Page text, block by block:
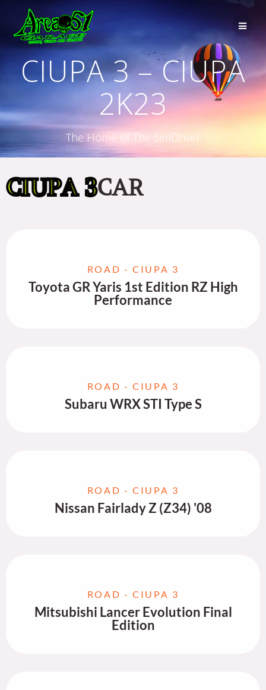
CIUPA 3 – CIUPA
2K23
The Home of The SimDriver
CIUPA 3CAR
ROAD - CIUPA 3
Toyota GR Yaris 1st Edition RZ High
Performance
ROAD - CIUPA 3
Subaru WRX STI Type S
ROAD - CIUPA 3
Nissan Fairlady Z (Z34) '08
ROAD - CIUPA 3
Mitsubishi Lancer Evolution Final
Edition